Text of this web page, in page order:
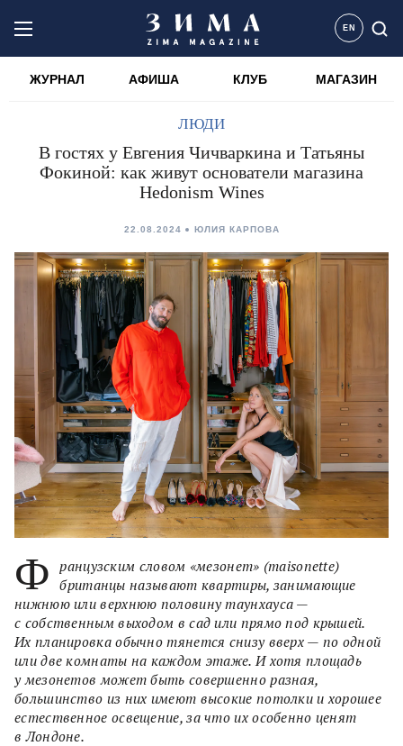
EN
ЖУРНАЛ АФИША КЛУБ МАГАЗИН
ЛЮДИ
В гостях у Евгения Чичваркина и Татьяны
Фокиной: как живут основатели магазина
Hedonism Wines
22.08.2024 ЮЛИЯ КАРПОВА
Ф
ранцузским словом «мезонет» (maisonette)
британцы называют квартиры, занимающие
нижнюю или верхнюю половину таунхауса —
с собственным выходом в сад или прямо под крышей.
Их планировка обычно тянется снизу вверх — по одной
или две комнаты на каждом этаже. И хотя площадь
у мезонетов может быть совершенно разная,
большинство из них имеют высокие потолки и хорошее
естественное освещение, за что их особенно ценят
в Лондоне.